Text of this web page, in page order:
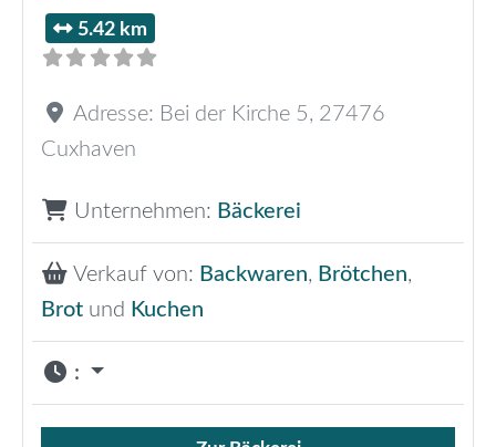
5.42 km
Adresse: Bei der Kirche 5, 27476
Cuxhaven
Unternehmen: Bäckerei
Verkauf von: Backwaren, Brötchen,
Brot und Kuchen
: